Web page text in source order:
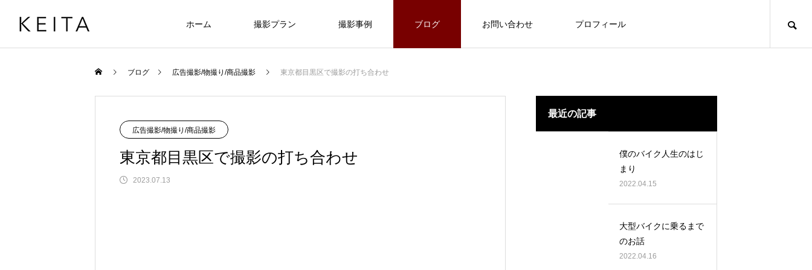
ホーム 撮影プラン 撮影事例 ブログ お問い合わせ プロフィール
ブログ 広告撮影/物撮り/商品撮影 東京都目黒区で撮影の打ち合わせ
広告撮影/物撮り/商品撮影
東京都目黒区で撮影の打ち合わせ
2023.07.13
最近の記事
僕のバイク人生のはじ
まり
2022.04.15
大型バイクに乗るまで
のお話
2022.04.16